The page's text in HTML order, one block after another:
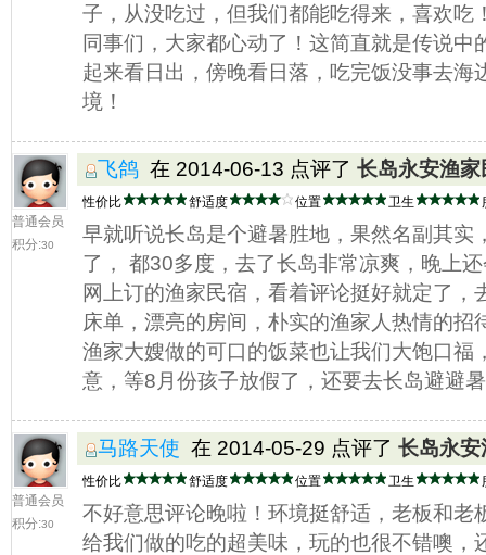
子，从没吃过，但我们都能吃得来，喜欢吃
同事们，大家都心动了！这简直就是传说中
起来看日出，傍晚看日落，吃完饭没事去海
境！
普通会员
积分:30
飞鸽 在 2014-06-13 点评了 长岛永安渔家
性价比 舒适度 位置 卫生
早就听说长岛是个避暑胜地，果然名副其实
了， 都30多度，去了长岛非常凉爽，晚上
网上订的渔家民宿，看着评论挺好就定了，
床单，漂亮的房间，朴实的渔家人热情的招
渔家大嫂做的可口的饭菜也让我们大饱口福
意，等8月份孩子放假了，还要去长岛避避
普通会员
积分:30
马路天使 在 2014-05-29 点评了 长岛永
性价比 舒适度 位置 卫生
不好意思评论晚啦！环境挺舒适，老板和老
给我们做的吃的超美味，玩的也很不错噢，